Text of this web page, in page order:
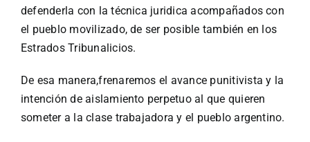
defenderla con la técnica juridica acompañados con
el pueblo movilizado, de ser posible también en los
Estrados Tribunalicios.
De esa manera,frenaremos el avance punitivista y la
intención de aislamiento perpetuo al que quieren
someter a la clase trabajadora y el pueblo argentino.